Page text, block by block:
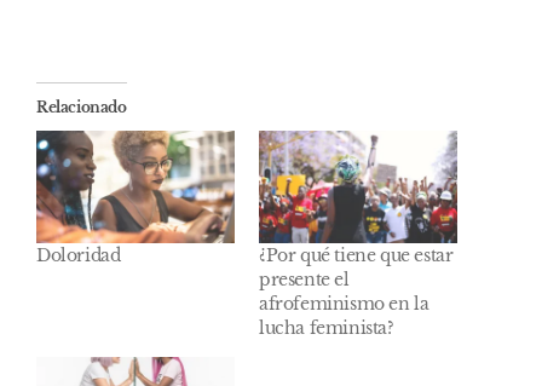
Relacionado
Doloridad
¿Por qué tiene que estar
presente el
afrofeminismo en la
lucha feminista?